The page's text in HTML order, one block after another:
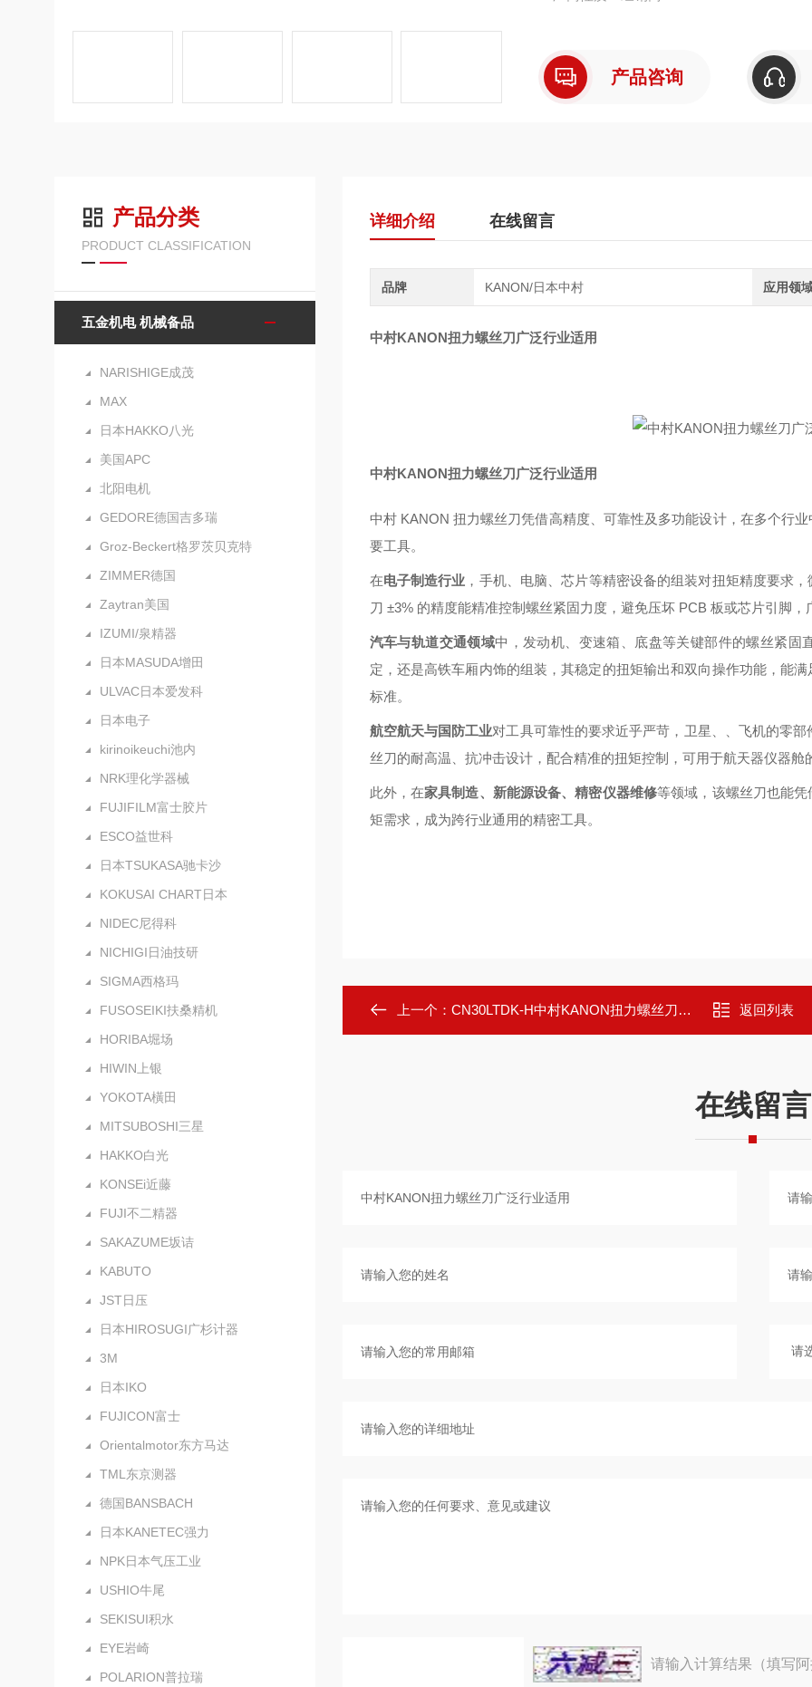
产品咨询
产品分类
PRODUCT CLASSIFICATION
五金机电 机械备品
NARISHIGE成茂
MAX
日本HAKKO八光
美国APC
北阳电机
GEDORE德国吉多瑞
Groz-Beckert格罗茨贝克特
ZIMMER德国
Zaytran美国
IZUMI/泉精器
日本MASUDA增田
ULVAC日本爱发科
日本电子
kirinoikeuchi池内
NRK理化学器械
FUJIFILM富士胶片
ESCO益世科
日本TSUKASA驰卡沙
KOKUSAI CHART日本
NIDEC尼得科
NICHIGI日油技研
SIGMA西格玛
FUSOSEIKI扶桑精机
HORIBA堀场
HIWIN上银
YOKOTA橫田
MITSUBOSHI三星
HAKKO白光
KONSEi近藤
FUJI不二精器
SAKAZUME坂诘
KABUTO
JST日压
日本HIROSUGI广杉计器
3M
日本IKO
FUJICON富士
Orientalmotor东方马达
TML东京测器
德国BANSBACH
日本KANETEC强力
NPK日本气压工业
USHIO牛尾
SEKISUI积水
EYE岩崎
POLARION普拉瑞
详细介绍 在线留言
品牌 KANON/日本中村 应用领
中村KANON扭力螺丝刀广泛行业适用
中村KANON扭力螺丝刀广泛行业适用
中村 KANON 扭力螺丝刀凭借高精度、可靠性及多功能设计，在多个行
要工具。
在电子制造行业 ，手机、电脑、芯片等精密设备的组装对扭矩精度要求
刀 ±3% 的精度能精准控制螺丝紧固力度，避免压坏 PCB 板或芯片引脚
汽车与轨道交通领域中，发动机、变速箱、底盘等关键部件的螺丝紧固
定，还是高铁车厢内饰的组装，其稳定的扭矩输出和双向操作功能，能
标准。
航空航天与国防工业对工具可靠性的要求近乎严苛，卫星、、飞机的零
丝刀的耐高温、抗冲击设计，配合精准的扭矩控制，可用于航天器仪器
此外，在家具制造、新能源设备、精密仪器维修等领域，该螺丝刀也能
矩需求，成为跨行业通用的精密工具。
上一个： CN30LTDK-H中村KANON扭力螺丝刀配备实用批头 返回列表
在线留言
请输入计算结果（填写